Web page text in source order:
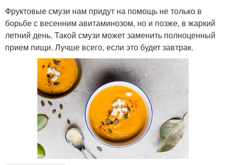
Фруктовые смузи нам придут на помощь не только в
борьбе с весенним авитаминозом, но и позже, в жаркий
летний день. Такой смузи может заменить полноценный
прием пищи. Лучше всего, если это будет завтрак.